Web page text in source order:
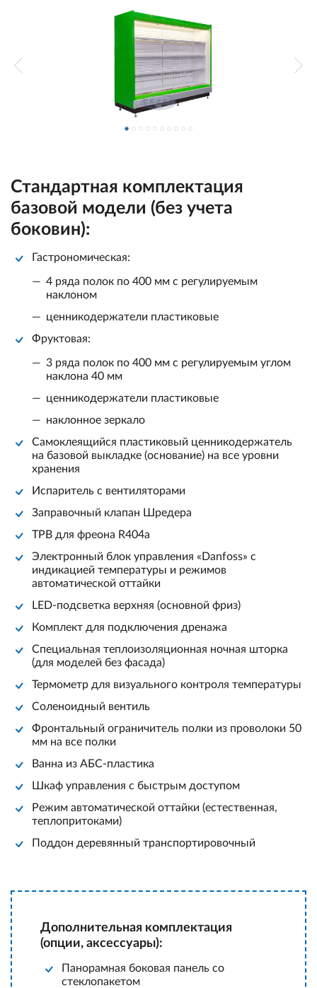
Стандартная комплектация
базовой модели (без учета
боковин):
Гастрономическая:
4 ряда полок по 400 мм с регулируемым
наклоном
ценникодержатели пластиковые
Фруктовая:
3 ряда полок по 400 мм с регулируемым углом
наклона 40 мм
ценникодержатели пластиковые
наклонное зеркало
Самоклеящийся пластиковый ценникодержатель
на базовой выкладке (основание) на все уровни
хранения
Испаритель с вентиляторами
Заправочный клапан Шредера
ТРВ для фреона R404a
Электронный блок управления «Danfoss» с
индикацией температуры и режимов
автоматической оттайки
LED-подсветка верхняя (основной фриз)
Комплект для подключения дренажа
Специальная теплоизоляционная ночная шторка
(для моделей без фасада)
Термометр для визуального контроля температуры
Соленоидный вентиль
Фронтальный ограничитель полки из проволоки 50
мм на все полки
Ванна из АБС-пластика
Шкаф управления с быстрым доступом
Режим автоматической оттайки (естественная,
теплопритоками)
Поддон деревянный транспортировочный
Дополнительная комплектация
(опции, аксессуары):
Панорамная боковая панель со
стеклопакетом